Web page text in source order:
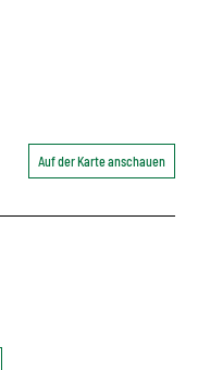
Auf der Karte anschauen